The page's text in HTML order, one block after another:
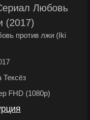
Любовь
(2017)
против лжи (Iki
Тексёз
FHD (1080p)